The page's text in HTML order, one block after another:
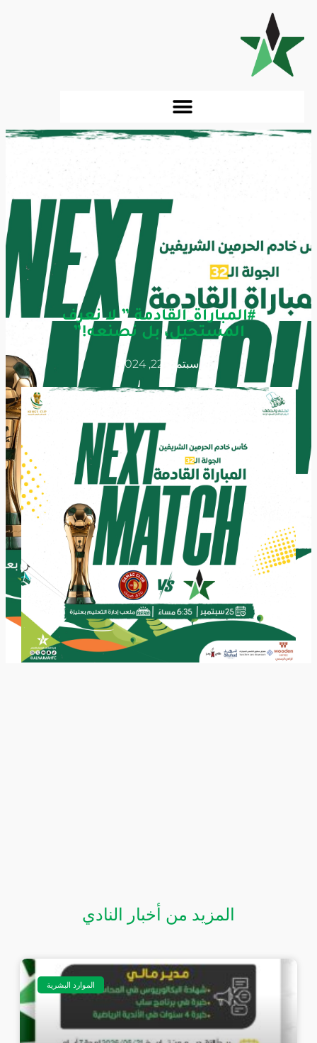
#المباراة_القادمة ” لا نعرف
المستحيل، بل نصنعه!”
سبتمبر 22, 2024
المزيد من أخبار النادي
الموارد البشرية